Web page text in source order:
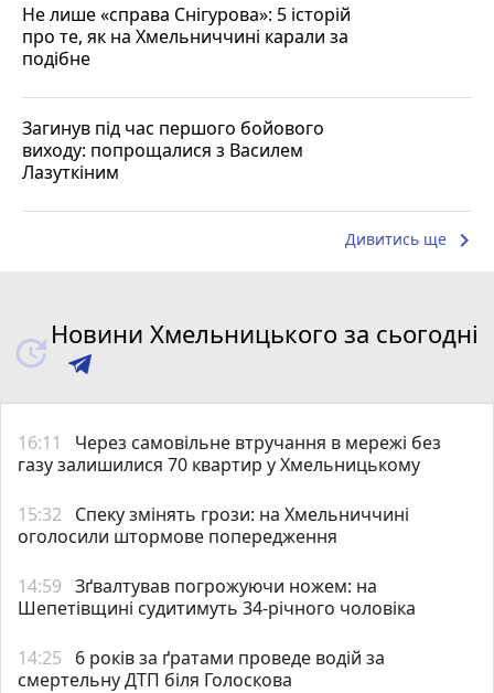
Не лише «справа Снігурова»: 5 історій
про те, як на Хмельниччині карали за
подібне
Загинув під час першого бойового
виходу: попрощалися з Василем
Лазуткіним
Дивитись ще keyboard_arrow_right
Новини Хмельницького за сьогодні
16:11
Через самовільне втручання в мережі без
газу залишилися 70 квартир у Хмельницькому
15:32
Спеку змінять грози: на Хмельниччині
оголосили штормове попередження
14:59 Зґвалтував погрожуючи ножем: на
Шепетівщині судитимуть 34-річного чоловіка
14:25
6 років за ґратами проведе водій за
смертельну ДТП біля Голоскова